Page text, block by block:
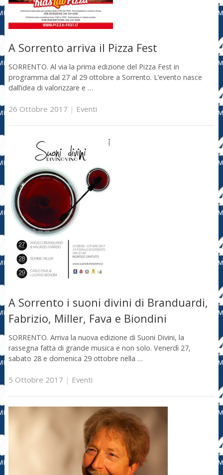
A Sorrento arriva il Pizza Fest
SORRENTO. Al via la prima edizione del Pizza Fest in
programma dal 27 al 29 ottobre a Sorrento. L’evento nasce
dall’idea di valorizzare e …
26 Ottobre 2017 | Eventi
A Sorrento i suoni divini di Branduardi,
Fabrizio, Miller, Fava e Biondini
SORRENTO. Arriva la nuova edizione di Suoni Divini, la
rassegna fatta di grande musica e non solo. Venerdì 27,
sabato 28 e domenica 29 ottobre nella …
5 Ottobre 2017 | Eventi